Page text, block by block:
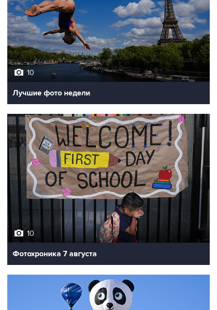
10
Лучшие фото недели
10
Фотохроника 7 августа